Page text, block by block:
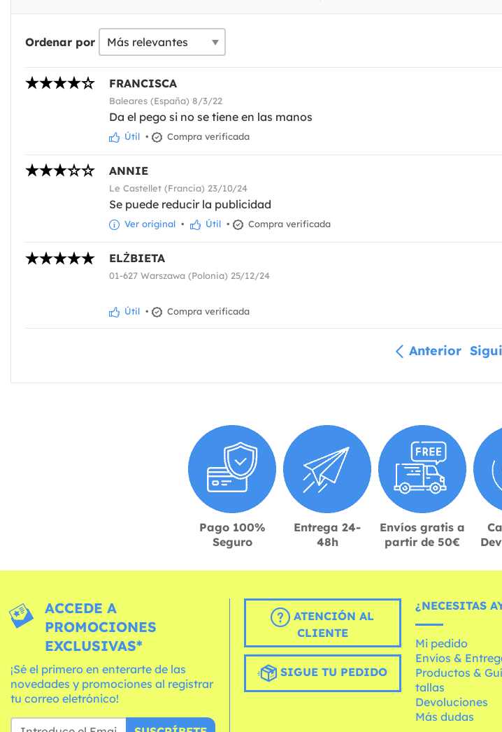
Ordenar por
FRANCISCA
Baleares (España) 8/3/22
Da el pego si no se tiene en las manos
Útil • Compra verificada
ANNIE
Le Castellet (Francia) 23/10/24
Se puede reducir la publicidad
Ver original • Útil • Compra verificada
ELŻBIETA
01-627 Warszawa (Polonia) 25/12/24
Útil • Compra verificada
Anterior
Pago 100%
Seguro
Entrega 24-
48h
Envíos gratis a
partir de 50€
ACCEDE A
PROMOCIONES
EXCLUSIVAS*
¡Sé el primero en enterarte de las
novedades y promociones al registrar
tu correo eletrónico!
ATENCIÓN AL
CLIENTE
SIGUE TU PEDIDO
¿NECESITAS
Mi pedido
Envíos &
Productos &
tallas
Devoluciones
Más dudas